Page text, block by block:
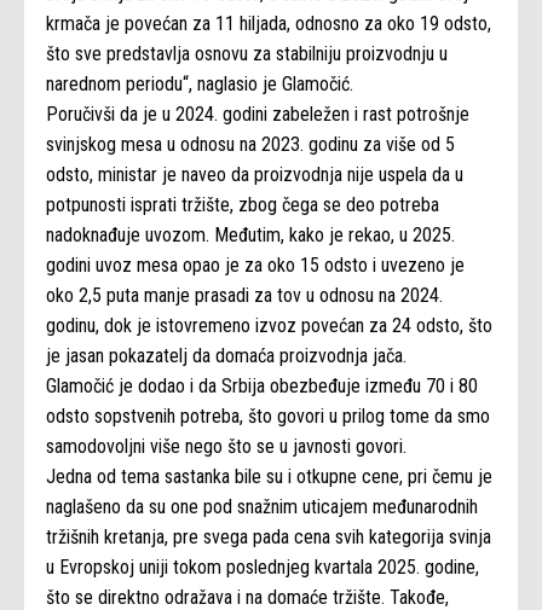
krmača je povećan za 11 hiljada, odnosno za oko 19 odsto,
što sve predstavlja osnovu za stabilniju proizvodnju u
narednom periodu“, naglasio je Glamočić.
Poručivši da je u 2024. godini zabeležen i rast potrošnje
svinjskog mesa u odnosu na 2023. godinu za više od 5
odsto, ministar je naveo da proizvodnja nije uspela da u
potpunosti isprati tržište, zbog čega se deo potreba
nadoknađuje uvozom. Međutim, kako je rekao, u 2025.
godini uvoz mesa opao je za oko 15 odsto i uvezeno je
oko 2,5 puta manje prasadi za tov u odnosu na 2024.
godinu, dok je istovremeno izvoz povećan za 24 odsto, što
je jasan pokazatelj da domaća proizvodnja jača.
Glamočić je dodao i da Srbija obezbeđuje između 70 i 80
odsto sopstvenih potreba, što govori u prilog tome da smo
samodovoljni više nego što se u javnosti govori.
Jedna od tema sastanka bile su i otkupne cene, pri čemu je
naglašeno da su one pod snažnim uticajem međunarodnih
tržišnih kretanja, pre svega pada cena svih kategorija svinja
u Evropskoj uniji tokom poslednjeg kvartala 2025. godine,
što se direktno odražava i na domaće tržište. Takođe,